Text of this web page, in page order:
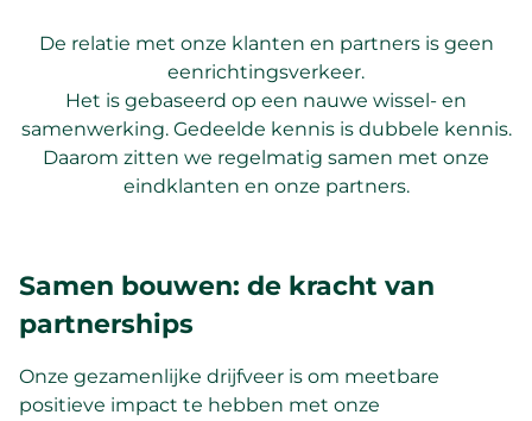
De relatie met onze klanten en partners is geen
eenrichtingsverkeer.
Het is gebaseerd op een nauwe wissel- en
samenwerking. Gedeelde kennis is dubbele kennis.
Daarom zitten we regelmatig samen met onze
eindklanten en onze partners.
Samen bouwen: de kracht van
partnerships
Onze gezamenlijke drijfveer is om meetbare
positieve impact te hebben met onze